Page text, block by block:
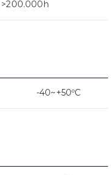
>200.000h
-40~+50ºC